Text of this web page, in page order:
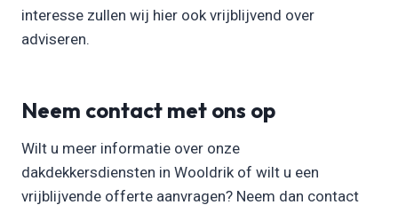
interesse zullen wij hier ook vrijblijvend over
adviseren.
Neem contact met ons op
Wilt u meer informatie over onze
dakdekkersdiensten in Wooldrik of wilt u een
vrijblijvende offerte aanvragen? Neem dan contact